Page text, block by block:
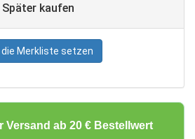
Später kaufen
Merkliste setzen
Versand ab 20 € Bestellwert